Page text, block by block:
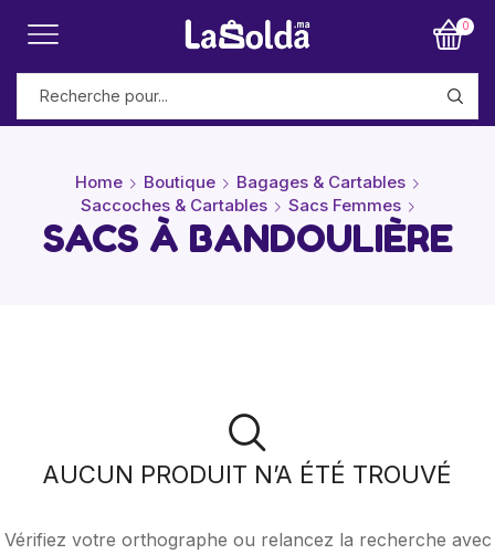
0
Home Boutique
Bagages & Cartables
Saccoches & Cartables
Sacs Femmes
SACS À BANDOULIÈRE
AUCUN PRODUIT N’A ÉTÉ TROUVÉ
Vérifiez votre orthographe ou relancez la recherche avec